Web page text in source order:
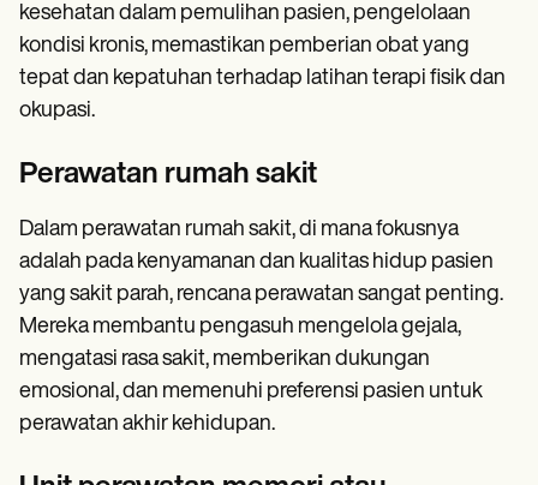
kesehatan dalam pemulihan pasien, pengelolaan
kondisi kronis, memastikan pemberian obat yang
tepat dan kepatuhan terhadap latihan terapi fisik dan
okupasi.
Perawatan rumah sakit
Dalam perawatan rumah sakit, di mana fokusnya
adalah pada kenyamanan dan kualitas hidup pasien
yang sakit parah, rencana perawatan sangat penting.
Mereka membantu pengasuh mengelola gejala,
mengatasi rasa sakit, memberikan dukungan
emosional, dan memenuhi preferensi pasien untuk
perawatan akhir kehidupan.